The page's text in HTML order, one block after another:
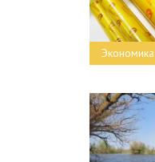
Экономика